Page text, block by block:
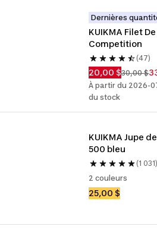
Dernières
KUIKMA Filet
Competition
(47)
20,00 $30,00 $
À partir du 2026-
du stock
KUIKMA Jupe
500 bleu
(1 031)
2 couleurs
25,00 $